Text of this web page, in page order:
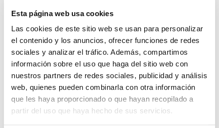
Esta página web usa cookies
Las cookies de este sitio web se usan para personalizar
el contenido y los anuncios, ofrecer funciones de redes
sociales y analizar el tráfico. Además, compartimos
información sobre el uso que haga del sitio web con
nuestros partners de redes sociales, publicidad y análisis
web, quienes pueden combinarla con otra información
que les haya proporcionado o que hayan recopilado a
partir del uso que haya hecho de sus servicios.
Los que compraron este
producto, también
compraron